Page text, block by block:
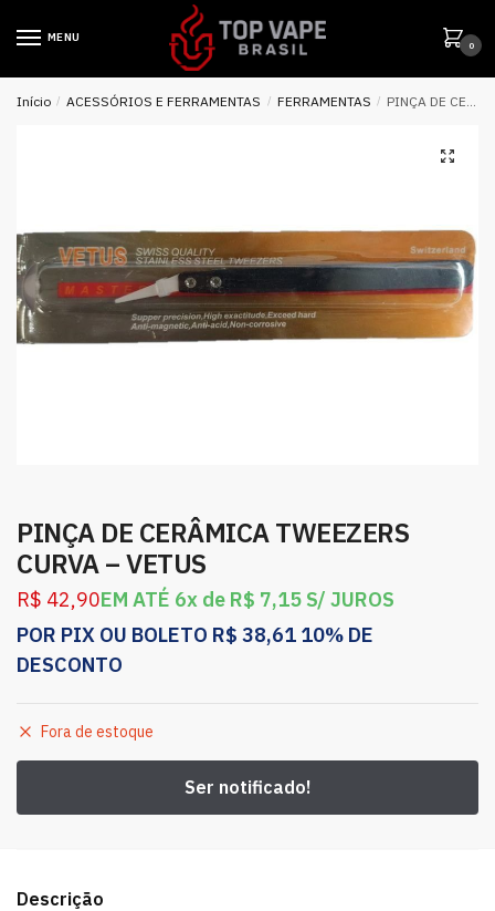
MENU
0
Início / ACESSÓRIOS E FERRAMENTAS / FERRAMENTAS / PINÇA DE CERÂMICA TWEEZERS CURVA – VETUS
PINÇA DE CERÂMICA TWEEZERS
CURVA – VETUS
R$ 42,90EM ATÉ 6x de R$ 7,15 S/ JUROS
POR PIX OU BOLETO R$ 38,61 10% DE
DESCONTO
Fora de estoque
Descrição